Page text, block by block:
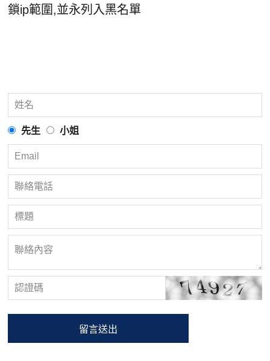
鎖ip範圍,並永列入黑名單
先生 小姐